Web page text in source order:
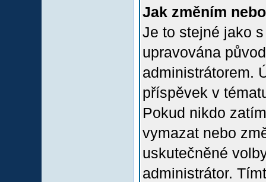
Jak změním
Je to stejné jako
upravována
administrátorem.
příspěvek v
Pokud nikdo
vymazat nebo
uskutečněné
administrátor.